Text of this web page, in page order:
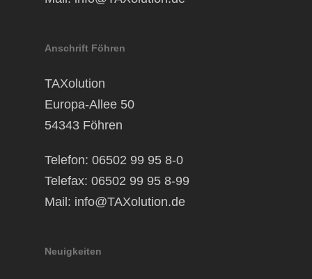
Anschrift Föhren
TAXolution
Europa-Allee 50
54343 Föhren
Telefon: 06502 99 95 8-0
Telefax: 06502 99 95 8-99
Mail: info@TAXolution.de
Neuigkeiten